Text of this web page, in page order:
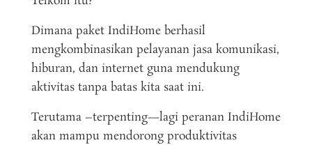
Dimana paket IndiHome berhasil
mengkombinasikan pelayanan jasa komunikasi,
hiburan, dan internet guna mendukung
aktivitas tanpa batas kita saat ini.
Terutama –terpenting—lagi peranan IndiHome
akan mampu mendorong produktivitas